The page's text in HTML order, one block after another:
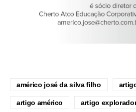
américo josé da silva filho
artigo américo artigo